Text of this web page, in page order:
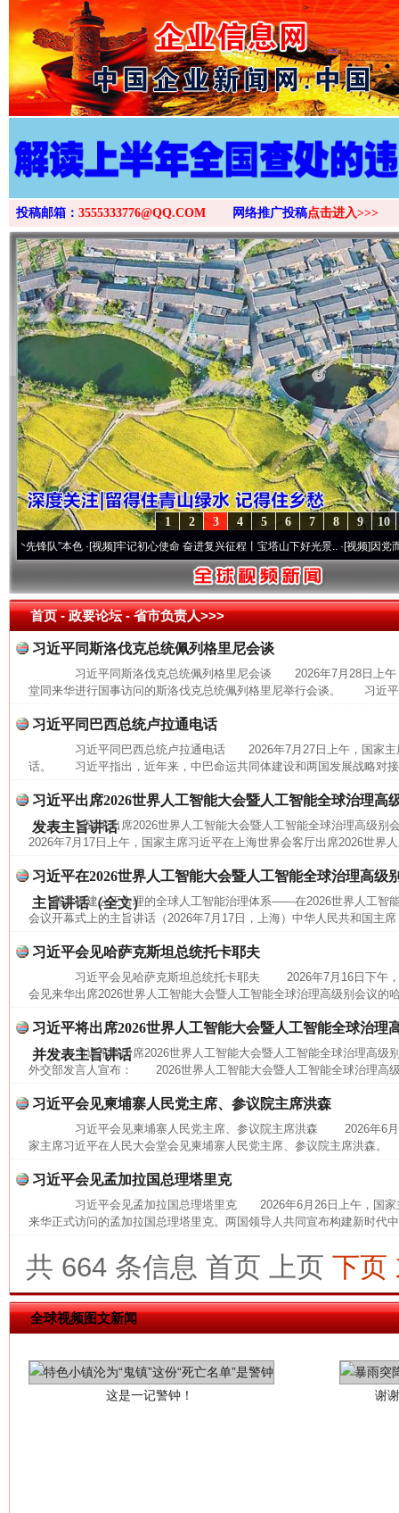
>
投稿邮箱： 3555333776@QQ.COM 网络推广投稿点击进入>>>
10
9
8
7
6
5
4
3
2
1
队”本色·[视频]牢记初心使命 奋进复兴征程丨宝塔山下好光景..·[视频]因党而生 为
首页- 政要论坛 -省市负责人>>>
习近平同斯洛伐克总统佩列格里尼会谈
习近平同斯洛伐克总统佩列格里尼会谈 2026年7月28日上午
堂同来华进行国事访问的斯洛伐克总统佩列格里尼举行会谈。 习近
习近平同巴西总统卢拉通电话
习近平同巴西总统卢拉通电话 2026年7月27日上午，国家主
话。 习近平指出，近年来，中巴命运共同体建设和两国发展战略对
习近平出席2026世界人工智能大会暨人工智能全球治理高
发表主旨讲话
习近平出席2026世界人工智能大会暨人工智能全球治理高级
2026年7月17日上午，国家主席习近平在上海世界会客厅出席2026世界
习近平在2026世界人工智能大会暨人工智能全球治理高级
主旨讲话（全文）
携手构建公正合理的全球人工智能治理体系——在2026世界人工智
会议开幕式上的主旨讲话（2026年7月17日，上海）中华人民共和国主
习近平会见哈萨克斯坦总统托卡耶夫
习近平会见哈萨克斯坦总统托卡耶夫 2026年7月16日下午，
会见来华出席2026世界人工智能大会暨人工智能全球治理高级别会议的
习近平将出席2026世界人工智能大会暨人工智能全球治理
并发表主旨讲话
习近平将出席2026世界人工智能大会暨人工智能全球治理高
外交部发言人宣布： 2026世界人工智能大会暨人工智能全球治理高
习近平会见柬埔寨人民党主席、参议院主席洪森
习近平会见柬埔寨人民党主席、参议院主席洪森 2026年6月
家主席习近平在人民大会堂会见柬埔寨人民党主席、参议院主席洪森
习近平会见孟加拉国总理塔里克
习近平会见孟加拉国总理塔里克 2026年6月26日上午，国家
来华正式访问的孟加拉国总理塔里克。两国领导人共同宣布构建新时代
共 664 条信息 首页 上页 下页
全球视频图文新闻这是一记警钟！ 谢